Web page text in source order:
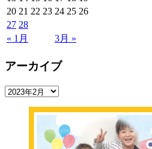
« 1月 3月 »
20 21 22 23 24 25 26
27 28
アーカイブ
ア